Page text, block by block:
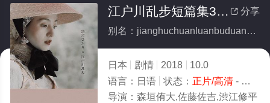
 分享
江户川乱步短篇集3(全集)
别名：jianghuchuanluanbuduanpianji3
日本 剧情 2018
10.0
语言： 日语 状态： 正片/高清- 免费在线观看
导演： 森垣侑大,佐藤佐吉,渋江修平